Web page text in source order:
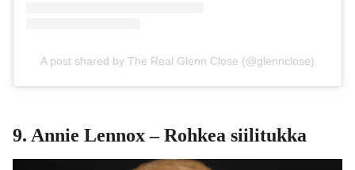
A post shared by The Real Glenn Close (@glennclose)
9. Annie Lennox– Rohkea siilitukka